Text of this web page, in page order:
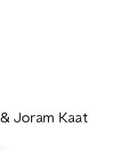
Joram Kaat